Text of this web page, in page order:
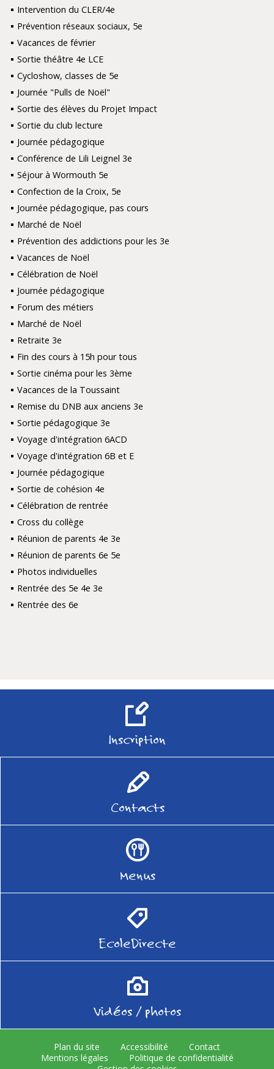
Intervention du CLER/4e
Prévention réseaux sociaux, 5e
Vacances de février
Sortie théâtre 4e LCE
Cycloshow, classes de 5e
Journée "Pulls de Noël"
Sortie des élèves du Projet Impact
Sortie du club lecture
Journée pédagogique
Conférence de Lili Leignel 3e
Séjour à Wormouth 5e
Confection de la Croix, 5e
Journée pédagogique, pas cours
Marché de Noël
Prévention des addictions pour les 3e
Vacances de Noël
Célébration de Noël
Journée pédagogique
Forum des métiers
Marché de Noël
Retraite 3e
Fin des cours à 15h pour tous
Sortie cinéma pour les 3ème
Vacances de la Toussaint
Remise du DNB aux anciens 3e
Sortie pédagogique 3e
Voyage d'intégration 6ACD
Voyage d'intégration 6B et E
Journée pédagogique
Sortie de cohésion 4e
Célébration de rentrée
Cross du collège
Réunion de parents 4e 3e
Réunion de parents 6e 5e
Photos individuelles
Rentrée des 5e 4e 3e
Rentrée des 6e
Inscription
Contacts
Menus
EcoleDirecte
Vidéos / photos
Plan du site Accessibilité
Contact
Mentions légales
Politique de confidentialité